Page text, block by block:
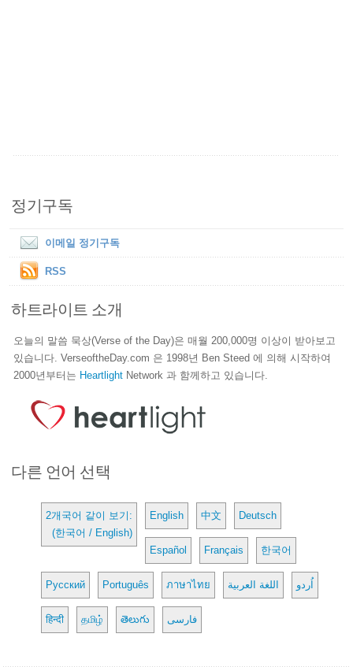
정기구독
이메일 정기구독
RSS
하트라이트 소개
오늘의 말씀 묵상(Verse of the Day)은 매월 200,000명 이상이 받아보고
있습니다. VerseoftheDay.com 은 1998년 Ben Steed 에 의해 시작하여
2000년부터는 Heartlight Network 과 함께하고 있습니다.
다른 언어 선택
2개국어 같이 보기:
(한국어 / English)
English 中文 Deutsch
Español Français 한국어
Русский Português ภาษาไทย اللغة العربية اُردو
हिन्दी தமிழ் తెలుగు فارسی